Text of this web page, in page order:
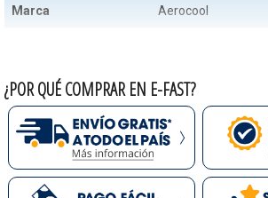
Marca Aerocool
¿POR QUÉ COMPRAR EN E-FAST?